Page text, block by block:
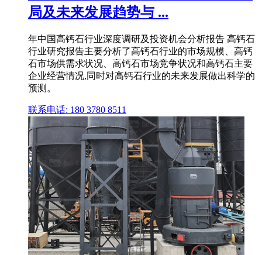
局及未来发展趋势与 ...
年中国高钙石行业深度调研及投资机会分析报告 高钙石
行业研究报告主要分析了高钙石行业的市场规模、高钙
石市场供需求状况、高钙石市场竞争状况和高钙石主要
企业经营情况,同时对高钙石行业的未来发展做出科学的
预测。
联系电话: 180 3780 8511